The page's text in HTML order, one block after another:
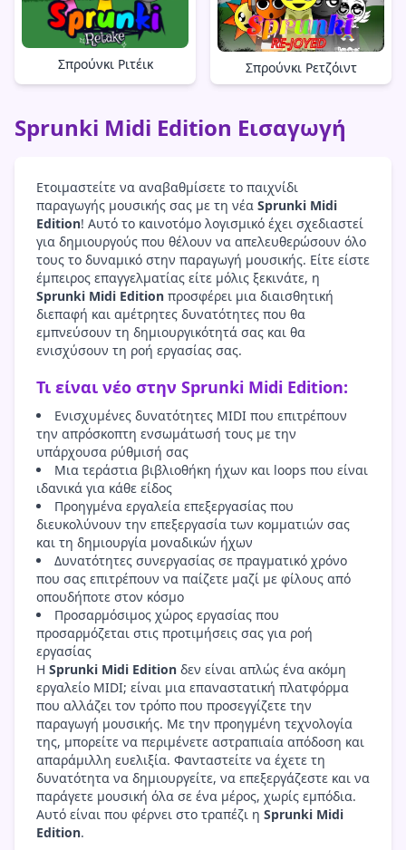
Σπρούνκι Ριτέικ Σπρούνκι Ρετζόιντ
Sprunki Midi Edition Εισαγωγή
Ετοιμαστείτε να αναβαθμίσετε το παιχνίδι
παραγωγής μουσικής σας με τη νέα Sprunki Midi
Edition! Αυτό το καινοτόμο λογισμικό έχει σχεδιαστεί
για δημιουργούς που θέλουν να απελευθερώσουν όλο
τους το δυναμικό στην παραγωγή μουσικής. Είτε είστε
έμπειρος επαγγελματίας είτε μόλις ξεκινάτε, η
Sprunki Midi Edition προσφέρει μια διαισθητική
διεπαφή και αμέτρητες δυνατότητες που θα
εμπνεύσουν τη δημιουργικότητά σας και θα
ενισχύσουν τη ροή εργασίας σας.
Τι είναι νέο στην Sprunki Midi Edition:
Ενισχυμένες δυνατότητες MIDI που επιτρέπουν
την απρόσκοπτη ενσωμάτωσή τους με την
υπάρχουσα ρύθμισή σας
Μια τεράστια βιβλιοθήκη ήχων και loops που είναι
ιδανικά για κάθε είδος
Προηγμένα εργαλεία επεξεργασίας που
διευκολύνουν την επεξεργασία των κομματιών σας
και τη δημιουργία μοναδικών ήχων
Δυνατότητες συνεργασίας σε πραγματικό χρόνο
που σας επιτρέπουν να παίζετε μαζί με φίλους από
οπουδήποτε στον κόσμο
Προσαρμόσιμος χώρος εργασίας που
προσαρμόζεται στις προτιμήσεις σας για ροή
εργασίας
Η Sprunki Midi Edition δεν είναι απλώς ένα ακόμη
εργαλείο MIDI; είναι μια επαναστατική πλατφόρμα
που αλλάζει τον τρόπο που προσεγγίζετε την
παραγωγή μουσικής. Με την προηγμένη τεχνολογία
της, μπορείτε να περιμένετε αστραπιαία απόδοση και
απαράμιλλη ευελιξία. Φανταστείτε να έχετε τη
δυνατότητα να δημιουργείτε, να επεξεργάζεστε και να
παράγετε μουσική όλα σε ένα μέρος, χωρίς εμπόδια.
Αυτό είναι που φέρνει στο τραπέζι η Sprunki Midi
Edition.